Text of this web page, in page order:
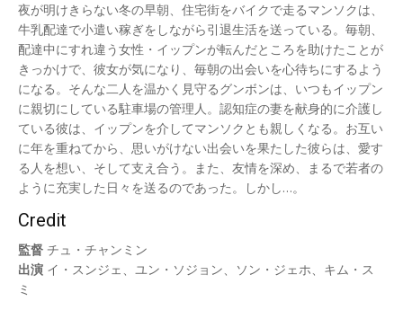
夜が明けきらない冬の早朝、住宅街をバイクで走るマンソクは、
牛乳配達で小遣い稼ぎをしながら引退生活を送っている。毎朝、
配達中にすれ違う女性・イップンが転んだところを助けたことが
きっかけで、彼女が気になり、毎朝の出会いを心待ちにするよう
になる。そんな二人を温かく見守るグンボンは、いつもイップン
に親切にしている駐車場の管理人。認知症の妻を献身的に介護し
ている彼は、イップンを介してマンソクとも親しくなる。お互い
に年を重ねてから、思いがけない出会いを果たした彼らは、愛す
る人を想い、そして支え合う。また、友情を深め、まるで若者の
ように充実した日々を送るのであった。しかし…。
Credit
監督 チュ・チャンミン
出演 イ・スンジェ、ユン・ソジョン、ソン・ジェホ、キム・ス
ミ